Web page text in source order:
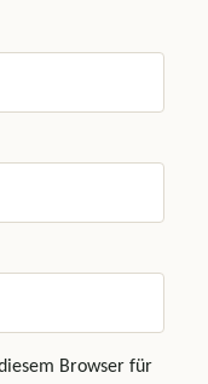
Browser für